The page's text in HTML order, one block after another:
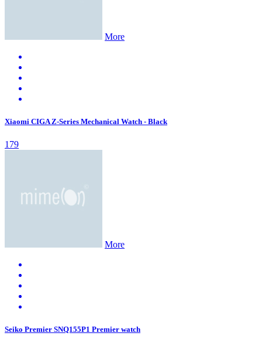
More
Xiaomi CIGA Z-Series Mechanical Watch - Black
179
More
Seiko Premier SNQ155P1 Premier watch